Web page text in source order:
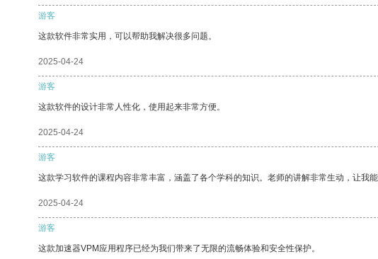
游客
这款软件非常实用，可以帮助我解决很多问题。
2025-04-24
游客
这款软件的设计非常人性化，使用起来非常方便。
2025-04-24
游客
这款学习软件的课程内容非常丰富，涵盖了各个学科的知识。老师的讲解非常生动，让我能
2025-04-24
游客
这款加速器VPM应用程序已经为我们带来了无限的流畅体验和安全性保护。